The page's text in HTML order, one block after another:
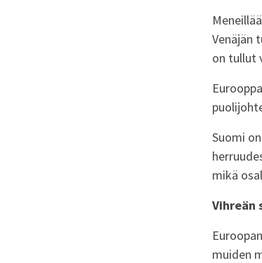
Venäjän
on tullut
Suomi
mikä
muiden